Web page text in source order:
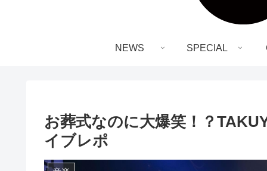
NEWS SPECIAL
お葬式なのに大爆笑！？
イブレポ